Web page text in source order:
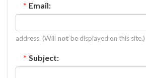
* Email:
address. (Will not be displayed on this site.)
* Subject: